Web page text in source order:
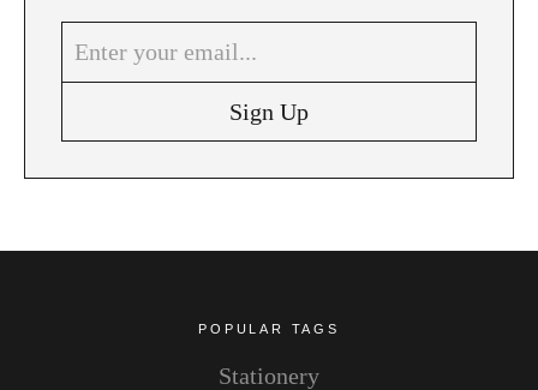
POPULAR TAGS
Stationery